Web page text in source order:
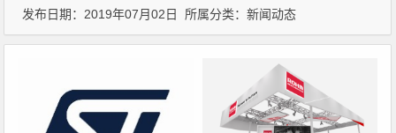
发布日期：2019年07月02日 所属分类：新闻动态